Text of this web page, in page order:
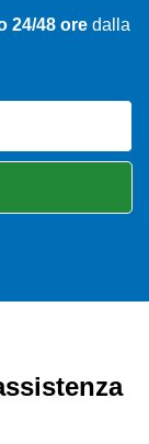
24/48 ore dalla